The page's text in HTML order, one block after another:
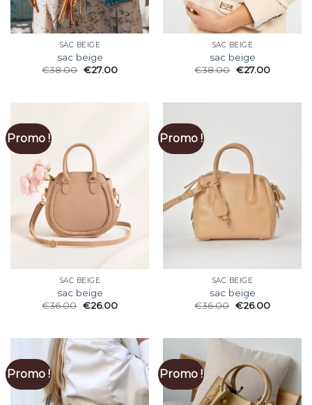
SAC BEIGE
sac beige
€38.00 €27.00
SAC BEIGE
sac beige
€38.00 €27.00
Promo !
SAC BEIGE
sac beige
€36.00 €26.00
Promo !
SAC BEIGE
sac beige
€36.00 €26.00
Promo ! Promo !